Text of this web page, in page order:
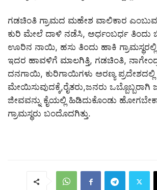
ಗಡಚಿಂತಿ ಗ್ರಾಮದ ಮಹೇಶ ವಾಲಿಕಾರ
ಕುರಿ ಮೇಲೆ ದಾಳಿ ನಡೆಸಿ, ಅರ್ಧಂಬರ್ಧ ತಿಂದು
ಊರಿನ ನಾಯಿ, ಹಸು ತಿಂದು ಹಾಕಿ ಗ್ರಾಮಸ್ಥರಲ್ಲಿ
ಇದರ ಹಾವಳಿಗೆ ಮಾಲಗಿತ್ತಿ, ಗಡಚಿಂತಿ,
ದನಗಾಯಿ, ಕುರಿಗಾಯಿಗಳು ಅರಣ್ಯ ಪ್ರದೇಶದಲ್ಲಿ
ಮೇಯಿಸುವುದಕ್ಕೆ,ರೈತರು,ಜನರು
ಜೀವವನ್ನು ಕೈಯಲ್ಲಿ ಹಿಡಿದುಕೊಂಡು
ಗ್ರಾಮಸ್ಥರು ಬಂದೊದಗಿತ್ತು.